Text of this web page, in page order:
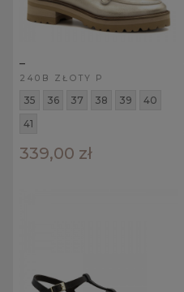
240B ZŁOTY P
35 36 37 38 39
40
41
339,00 zł